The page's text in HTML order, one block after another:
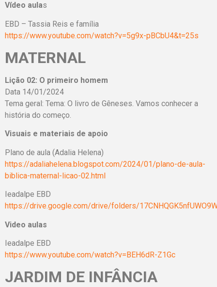
Vídeo aulas
EBD – Tassia Reis e família
https://www.youtube.com/watch?v=5g9x-pBCbU4&t=25s
MATERNAL
Lição 02: O primeiro homem
Data 14/01/2024
Tema geral: Tema: O livro de Gêneses. Vamos conhecer a
história do começo.
Visuais e materiais de apoio
Plano de aula (Adalia Helena)
https://adaliahelena.blogspot.com/2024/01/plano-de-aula-
biblica-maternal-licao-02.html
Ieadalpe EBD
https://drive.google.com/drive/folders/
Video aulas
Ieadalpe EBD
https://www.youtube.com/watch?v=BEH6dR-Z1Gc
JARDIM DE INFÂNCIA